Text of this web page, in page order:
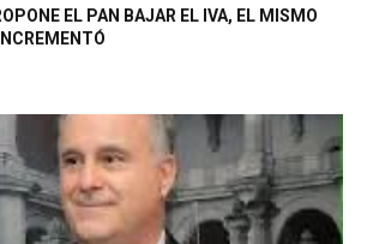
EL PAN BAJAR EL IVA, EL MISMO